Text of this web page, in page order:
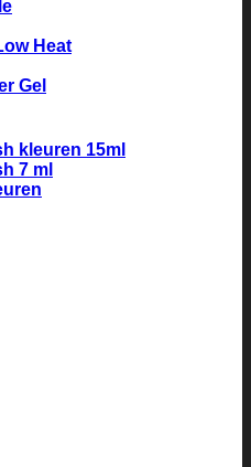
Heat
Gel
kleuren 15ml
7 ml